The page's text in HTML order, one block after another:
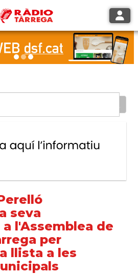
seva
l'Assemblea de
per
llista a les